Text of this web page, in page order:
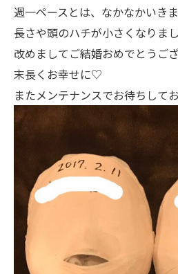
週一ペースとは、なかなかいき
長さや頭のハチが小さくなりまし
改めましてご結婚おめでとうご
末長くお幸せに♡
またメンテナンスでお待ちして